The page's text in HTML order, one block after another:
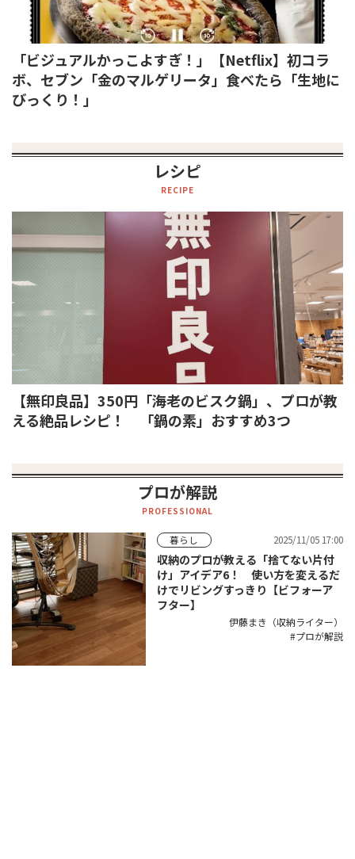
「ビジュアルかっこよすぎ！」【Netflix】初コラ
ボ、セブン「金のマルゲリータ」食べたら「生地に
びっくり！」
レシピ
RECIPE
【無印良品】350円「海老のビスク鍋」、プロが教
える絶品レシピ！ 「鍋の素」おすすめ3つ
プロが解説
PROFESSIONAL
暮らし 2025/11/05 17:00
収納のプロが教える「捨てない片付
け」アイデア6！ 使い方を変えるだ
けでリビングすっきり【ビフォーア
フター】
伊藤まき（収納ライター）
プロが解説